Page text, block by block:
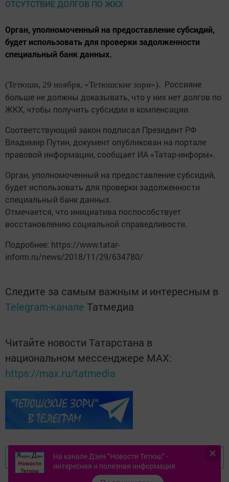
Орган, уполномоченный на предоставление субсидий,
будет использовать для проверки задолженности
специальный банк данных.
(Тетюши, 29 ноября, «Тетюшские зори»). Россияне
больше не должны доказывать, что у них нет долгов по
ЖКХ, чтобы получить субсидии и компенсации.
Соответствующий закон подписал Президент РФ
Владимир Путин, документ опубликован на портале
правовой информации, сообщает ИА «Татар-информ».
Орган, уполномоченный на предоставление субсидий,
будет использовать для проверки задолженности
специальный банк данных.
Отмечается, что инициатива поспособствует
восстановлению социальной справедливости.
Подробнее: https://www.tatar-
inform.ru/news/2018/11/29/634780/
Следите за самым важным и интересным в
Telegram-канале Татмедиа
Читайте новости Татарстана в
национальном мессенджере MАХ:
https://max.ru/tatmedia
Перейти на страницу новости
На канале Дзен "Новости Тетюш" -
интересная и полезная информация